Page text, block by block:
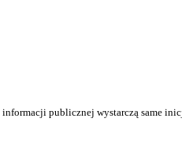
publicznej wystarczą same